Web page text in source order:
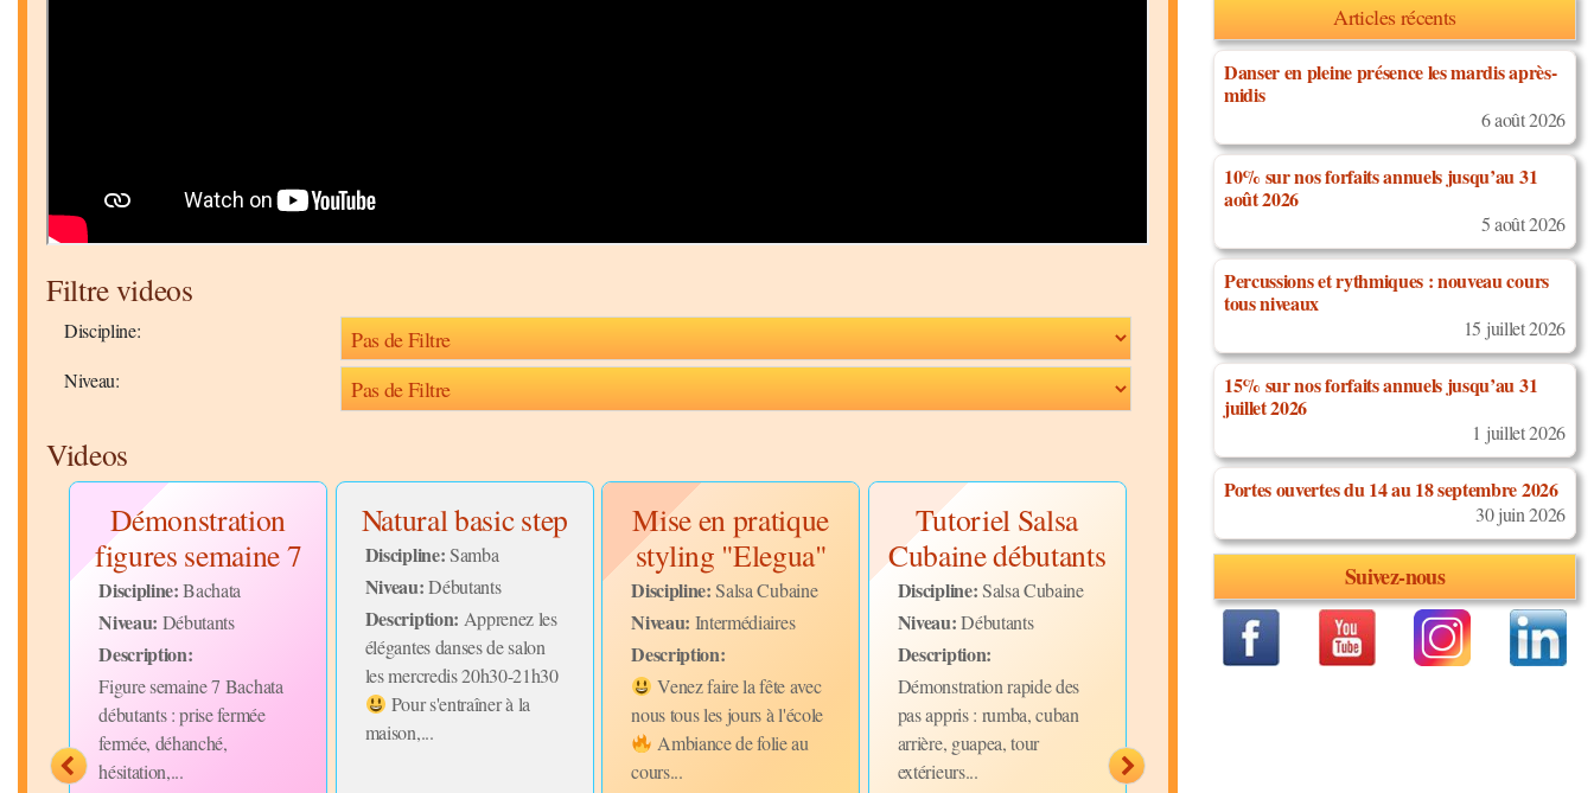
Filtre videos
Discipline:
Niveau:
Videos
Démonstration
figures semaine 7
Discipline:Bachata
Niveau: Débutants
Description:
Figure semaine 7 Bachata
débutants : prise fermée
fermée, déhanché,
hésitation,...
Natural basic step
Discipline:Samba
Niveau:Débutants
Description: Apprenez les
élégantes danses de salon
les mercredis 20h30-21h30
Pour s'entraîner à la
maison,...
Mise en pratique
styling "Elegua"
Discipline:Salsa Cubaine
Niveau: Intermédiaires
Description:
Venez faire la fête avec
nous tous les jours à l'école
Ambiance de folie au
cours...
Tutoriel Salsa
Cubaine débutants
Discipline:Salsa Cubaine
Niveau:Débutants
Description:
Démonstration rapide des
pas appris : rumba, cuban
arrière, guapea, tour
extérieurs...
challenge Tebby
Ramasike
Discipline:Danses
figures
Discipline:
Niveau: Débutants
Description:Tutoriel
Articles récents
Danser en pleine présence les mardis après-
midis
6 août 2026
10% sur nos forfaits annuels jusqu’au 31
août 2026
5 août 2026
Percussions et rythmiques : nouveau cours
tous niveaux
15 juillet 2026
15% sur nos forfaits annuels jusqu’au 31
juillet 2026
1 juillet 2026
Portes ouvertes du 14 au 18 septembre 2026
30 juin 2026
Suivez-nous